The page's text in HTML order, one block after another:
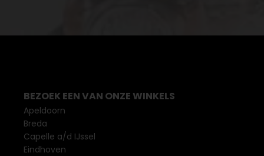
BEZOEK EEN VAN ONZE WINKELS
Apeldoorn
Breda
Capelle a/d IJssel
Eindhoven